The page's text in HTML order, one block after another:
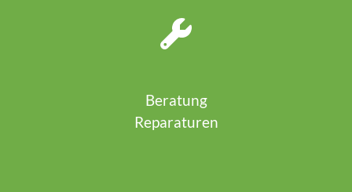
Beratung
Reparaturen